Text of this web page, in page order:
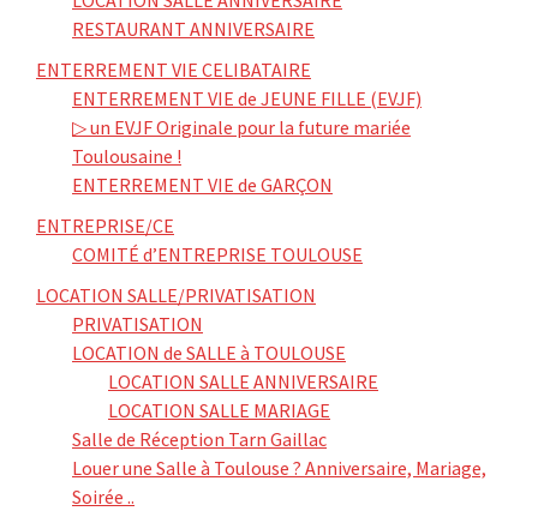
RESTAURANT ANNIVERSAIRE
ENTERREMENT VIE CELIBATAIRE
ENTERREMENT VIE de JEUNE FILLE (EVJF)
▷ un EVJF Originale pour la future mariée
Toulousaine !
ENTERREMENT VIE de GARÇON
ENTREPRISE/CE
COMITÉ d’ENTREPRISE TOULOUSE
LOCATION SALLE/PRIVATISATION
PRIVATISATION
LOCATION de SALLE à TOULOUSE
LOCATION SALLE ANNIVERSAIRE
LOCATION SALLE MARIAGE
Salle de Réception Tarn Gaillac
Louer une Salle à Toulouse ? Anniversaire, Mariage,
Soirée ..